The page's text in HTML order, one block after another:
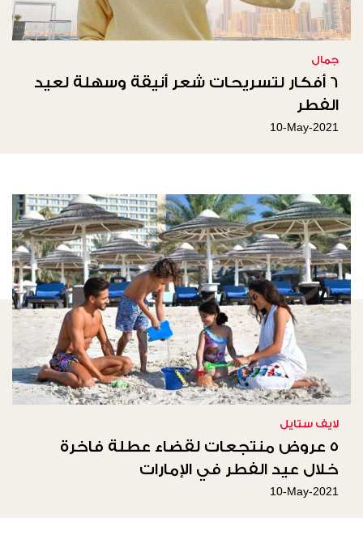
جمال
6 أفكار لتسريحات شعر أنيقة وسهلة لعيد
الفطر
10-May-2021
لايف ستايل
5 عروض منتجعات لقضاء عطلة فاخرة
خلال عيد الفطر في الإمارات
10-May-2021